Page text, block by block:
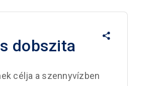
dobszita
célja a szennyvízben